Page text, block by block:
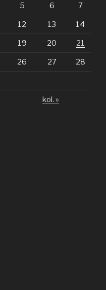
kol. »
5 6 7
12 13 14
19 20 21
26 27 28